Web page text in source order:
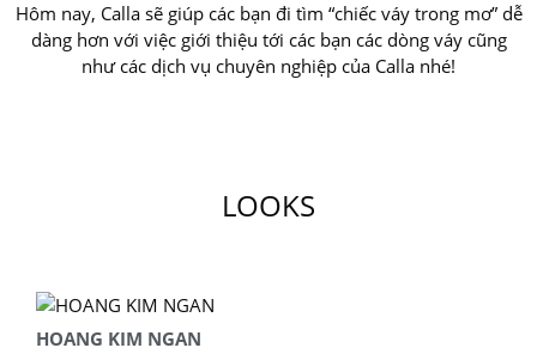
Hôm nay, Calla sẽ giúp các bạn đi tìm “chiếc váy trong mơ” dễ
dàng hơn với việc giới thiệu tới các bạn các dòng váy cũng
như các dịch vụ chuyên nghiệp của Calla nhé!
LOOKS
HOANG KIM NGAN